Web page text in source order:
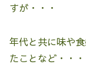
すが・・・
年代と共に味や
たことなど・・・